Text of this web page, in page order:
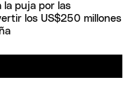
la puja por las
los US$250 millones